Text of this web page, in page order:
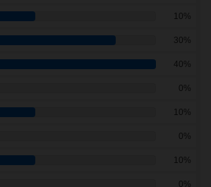
10%
30%
40%
0%
10%
0%
10%
0%